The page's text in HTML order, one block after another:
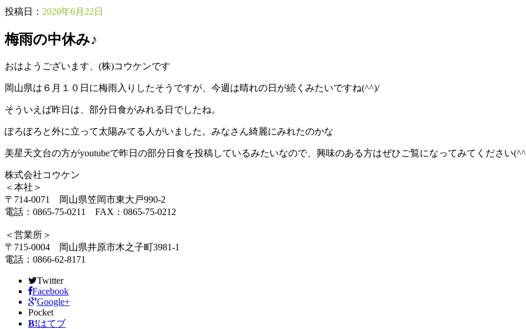
投稿日： 2020年6月22日
梅雨の中休み♪
おはようございます、(株)コウケンです
岡山県は６月１０日に梅雨入りしたそうですが、今週は晴れの日が続くみたいですね(^^)/
そういえば昨日は、部分日食がみれる日でしたね。
ぽろぽろと外に立って太陽みてる人がいました。みなさん綺麗にみれたのかな
美星天文台の方がyoutubeで昨日の部分日食を投稿しているみたいなので、興味のある方はぜひご覧になってみてください
株式会社コウケン
＜本社＞
〒714-0071 岡山県笠岡市東大戸990-2
電話：0865-75-0211 FAX：0865-75-0212
＜営業所＞
〒715-0004 岡山県井原市木之子町3981-1
電話：0866-62-8171
Twitter
Facebook
Google+
Pocket
B!はてブ